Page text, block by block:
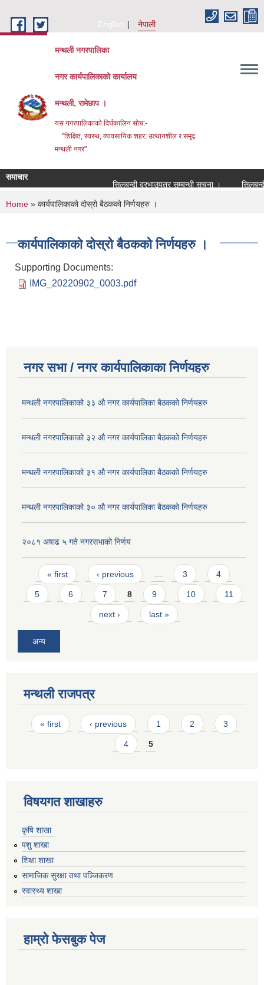
English
नेपाली
मन्थली नगरपालिका
नगर कार्यपालिकाको कार्यालय
मन्थली, रामेछाप ।
यस नगरपालिकाको दिर्घकालिन सोच:-
"शिक्षित, स्वस्थ, व्यावसायिक शहर: उत्थानशील र समृद्व
मन्थली नगर"
समाचार
सिलबन्दी दरभाउपत्र सम्बन्धी सूचना ।
सिलबन्दी
You are here
Home » कार्यपालिकाको दोस्रो बैठकको निर्णयहरु ।
कार्यपालिकाको दोस्रो बैठकको निर्णयहरु ।
Supporting Documents:
IMG_20220902_0003.pdf
नगर सभा / नगर कार्यपालिकाका निर्णयहरु
मन्थली नगरपालिकाको ३३ औ नगर कार्यपालिका बैठकको निर्णयहरु
मन्थली नगरपालिकाको ३२ औ नगर कार्यपालिका बैठकको निर्णयहरु
मन्थली नगरपालिकाको ३१ औ नगर कार्यपालिका बैठकको निर्णयहरु
मन्थली नगरपालिकाको ३० औ नगर कार्यपालिका बैठकको निर्णयहरु
२०८१ अषाढ ५ गते नगरसभाको निर्णय
Pages
« first ‹ previous 3 4
5 6 7 8 9 10 11
next › last »
अन्य
मन्थली राजपत्र
Pages
« first ‹ previous 1 2 3
4 5
विषयगत शाखाहरु
कृषि शाखा
पशु शाखा
शिक्षा शाखा
सामाजिक सुरक्षा तथा पञ्जिकरण
स्वास्थ्य शाखा
हाम्रो फेसबुक पेज